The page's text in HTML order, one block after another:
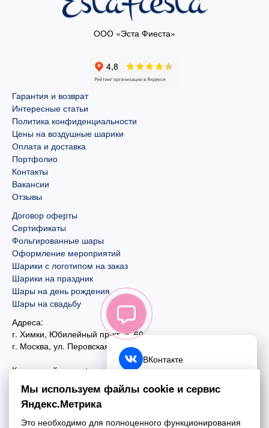
ООО «Эста Фиеста»
Гарантия и возврат
Интересные статьи
Политика конфиденциальности
Цены на воздушные шарики
Оплата и доставка
Портфолио
Контакты
Вакансии
Отзывы
Договор оферты
Сертификаты
Фольгированные шары
Оформление мероприятий
Шарики с логотипом на заказ
Шарики на праздник
Шары на день рождения
Шары на свадьбу
Адреса:
г. Химки, Юбилейный пр-кт, д. 60
г. Москва, ул. Перовская, д. 59
Контактный номер:
+7 (495) 970-44-75
Почта:
ВКонтакте
Telegram
Мы используем файлы cookie и сервис
Яндекс.Метрика
Это необходимо для полноценного функционирования